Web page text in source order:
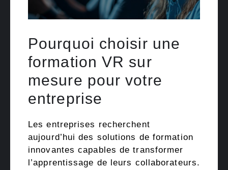
Pourquoi choisir une
formation VR sur
mesure pour votre
entreprise
Les entreprises recherchent
aujourd’hui des solutions de formation
innovantes capables de transformer
l’apprentissage de leurs collaborateurs.